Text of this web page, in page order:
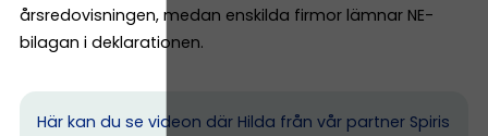
årsredovisningen, medan enskilda firmor lämnar NE-
bilagan i deklarationen.
Här kan du se videon där Hilda från vår partner Spiris